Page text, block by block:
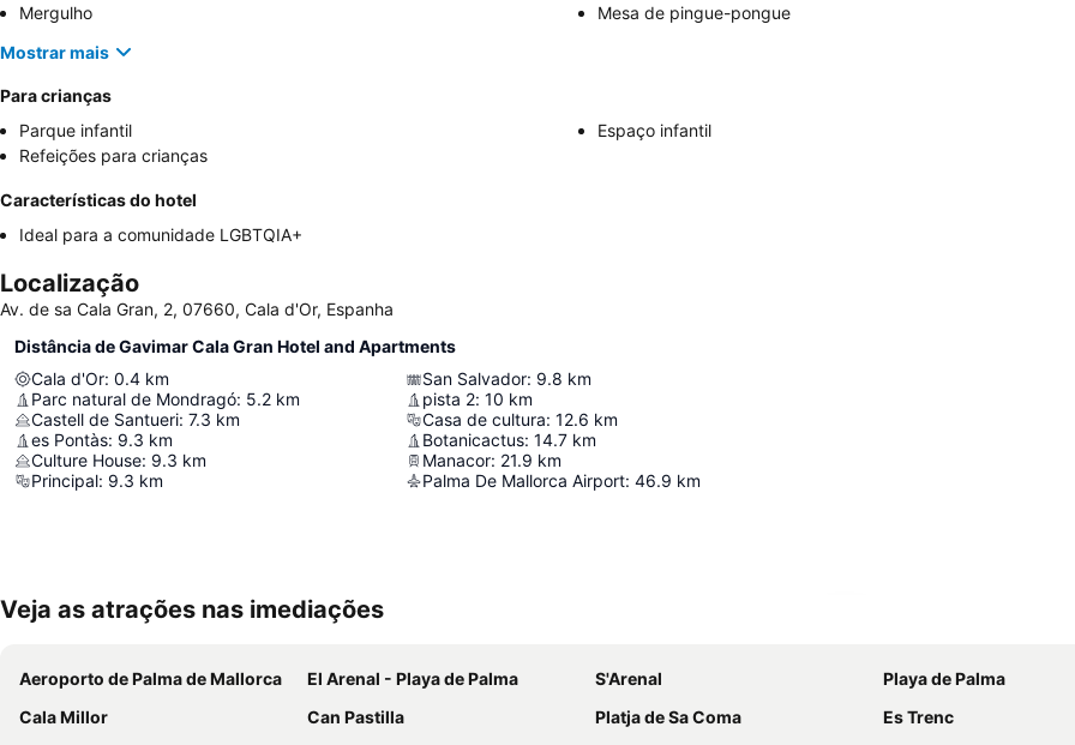
Mergulho
Mesa de pingue-pongue
Mostrar mais
Para crianças
Parque infantil
Espaço infantil
Refeições para crianças
Características do hotel
Ideal para a comunidade LGBTQIA+
Localização
Av. de sa Cala Gran, 2, 07660, Cala d'Or, Espanha
Distância de Gavimar Cala Gran Hotel and Apartments
Cala d'Or: 0.4 km
Parc natural de Mondragó: 5.2 km
Castell de Santueri: 7.3 km
es Pontàs: 9.3 km
Culture House: 9.3 km
Principal: 9.3 km
San Salvador: 9.8 km
pista 2: 10 km
Casa de cultura: 12.6 km
Botanicactus: 14.7 km
Manacor: 21.9 km
Palma De Mallorca Airport: 46.9 km
Veja as atrações nas imediações
Aeroporto de Palma de Mallorca El Arenal - Playa de Palma S'Arenal
Playa de Palma
Cala Millor
Can Pastilla Platja de Sa Coma Es Trenc